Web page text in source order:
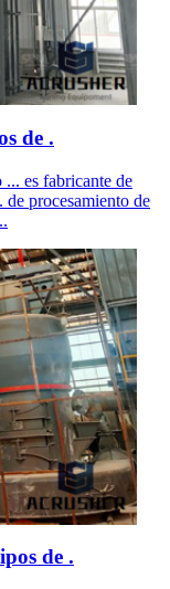
de .
es fabricante de
de procesamiento de
de .